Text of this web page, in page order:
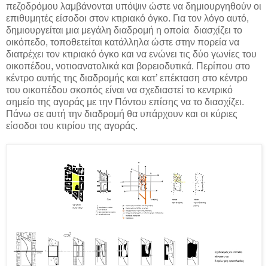
πεζοδρόμου λαμβάνονται υπόψιν ώστε να δημιουργηθούν οι
επιθυμητές είσοδοι στον κτιριακό όγκο. Για τον λόγο αυτό,
δημιουργείται μια μεγάλη διαδρομή η οποία διασχίζει το
οικόπεδο, τοποθετείται κατάλληλα ώστε στην πορεία να
διατρέχει τον κτιριακό όγκο και να ενώνει τις δύο γωνίες του
οικοπέδου, νοτιοανατολικά και βορειοδυτικά. Περίπου στο
κέντρο αυτής της διαδρομής και κατ’ επέκταση στο κέντρο
του οικοπέδου σκοπός είναι να σχεδιαστεί το κεντρικό
σημείο της αγοράς με την Πόντου επίσης να το διασχίζει.
Πάνω σε αυτή την διαδρομή θα υπάρχουν και οι κύριες
είσοδοι του κτιρίου της αγοράς.